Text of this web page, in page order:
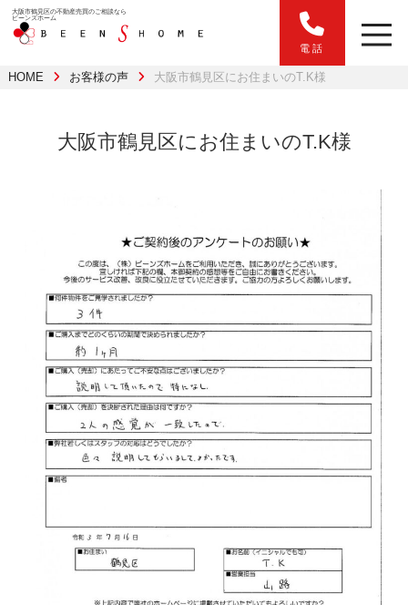
大阪市鶴見区の不動産売買のご相談なら
ビーンズホーム
電話
HOME お客様の声 大阪市鶴見区にお住まいのT.K様
大阪市鶴見区にお住まいのT.K様